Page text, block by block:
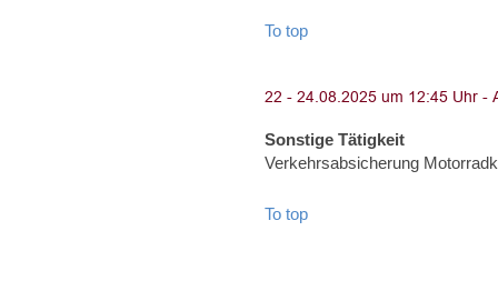
To top
Sonstige Tätigkeit
Verkehrsabsicherung
To top